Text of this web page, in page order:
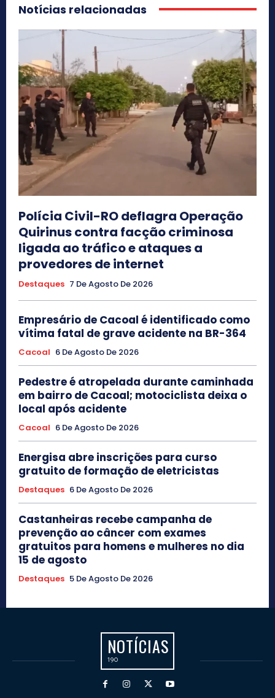
Notícias relacionadas
Polícia Civil-RO deflagra Operação
Quirinus contra facção criminosa
ligada ao tráfico e ataques a
provedores de internet
Destaques 7 De Agosto De 2026
Empresário de Cacoal é identificado como
vítima fatal de grave acidente na BR-364
Cacoal 6 De Agosto De 2026
Pedestre é atropelada durante caminhada
em bairro de Cacoal; motociclista deixa o
local após acidente
Cacoal 6 De Agosto De 2026
Energisa abre inscrições para curso
gratuito de formação de eletricistas
Destaques 6 De Agosto De 2026
Castanheiras recebe campanha de
prevenção ao câncer com exames
gratuitos para homens e mulheres no dia
15 de agosto
Destaques 5 De Agosto De 2026
NOTÍCIAS
190